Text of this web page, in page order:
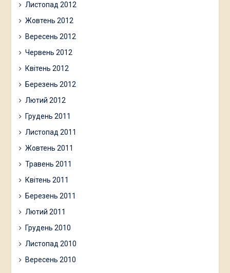
Листопад 2012
Жовтень 2012
Вересень 2012
Червень 2012
Квітень 2012
Березень 2012
Лютий 2012
Грудень 2011
Листопад 2011
Жовтень 2011
Травень 2011
Квітень 2011
Березень 2011
Лютий 2011
Грудень 2010
Листопад 2010
Вересень 2010